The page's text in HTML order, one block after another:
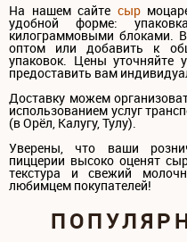
На нашем сайте сыр
удобной форме:
килограммовыми блоками.
оптом или добавить к
упаковок. Цены
предоставить вам
Доставку можем
использованием услуг
(в Орёл, Калугу, Тулу).
Уверены, что ваши
пиццерии высоко оценят
текстура и свежий
любимцем покупателей!